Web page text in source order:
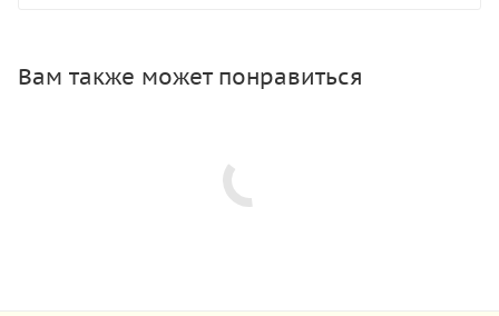
Вам также может понравиться